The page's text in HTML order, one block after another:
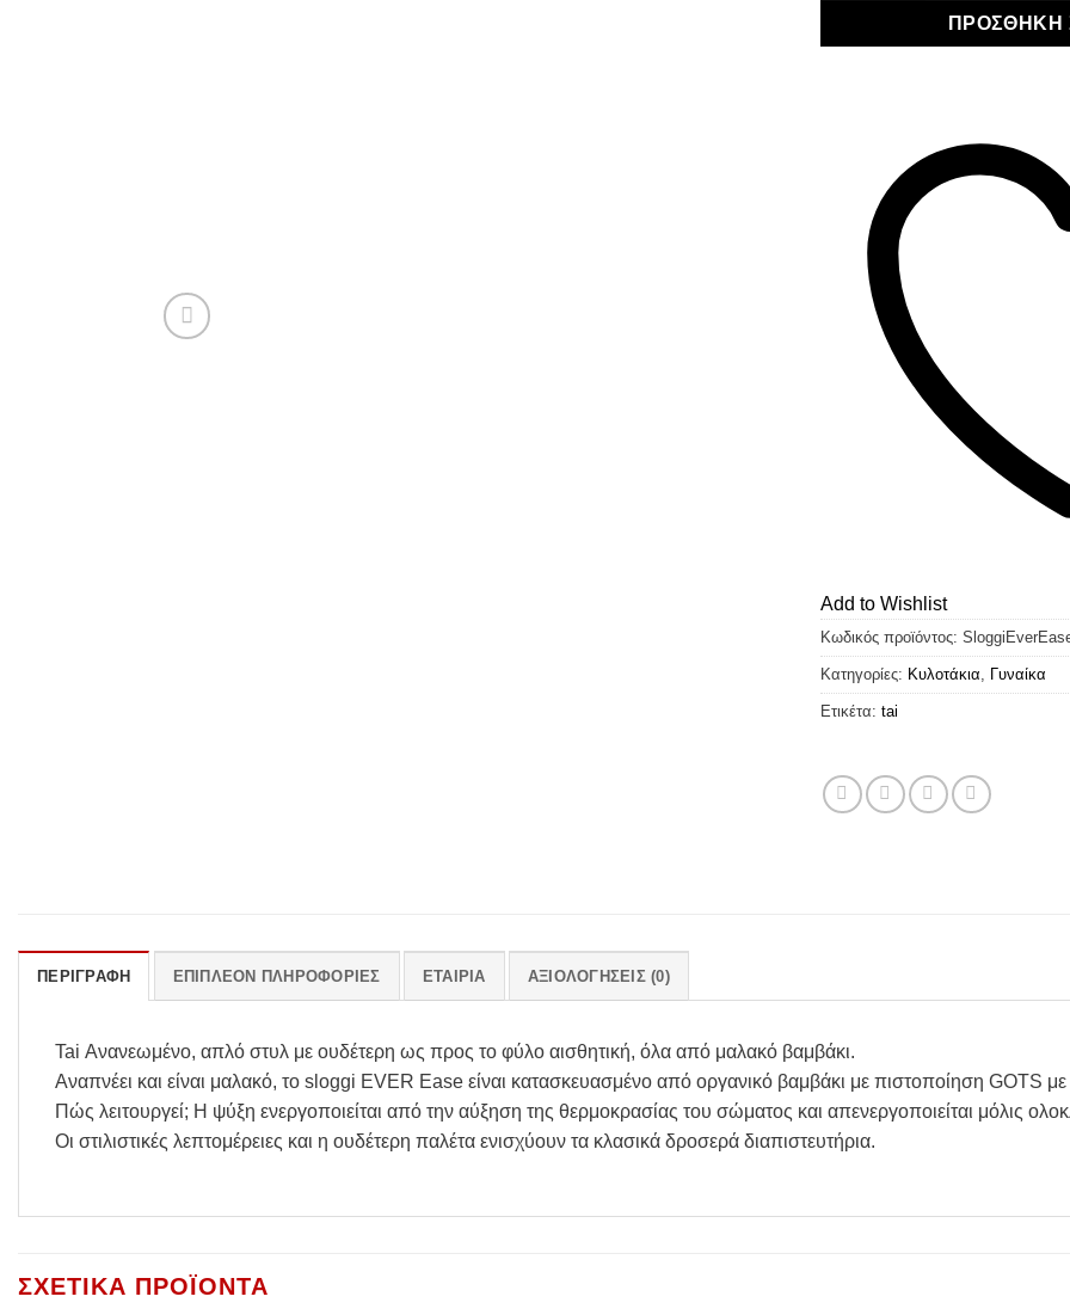
ΠΡΟΣΘΉΚΗ
Add to Wishlist
Κωδικός προϊόντος:
Κατηγορίες: Κυλοτάκια Γυναίκα
Ετικέτα: tai
ΠΕΡΙΓΡΑΦΉ ΕΠΙΠΛΈΟΝ ΠΛΗΡΟΦΟΡΊΕΣ ΕΤΑΙΡΊΑ ΑΞΙΟΛΟΓΉΣΕΙΣ (0)
Tai Ανανεωμένο, απλό στυλ με ουδέτερη ως προς το φύλο αισθητική, όλα από μαλακό βαμβάκι.
Αναπνέει και είναι μαλακό, το sloggi EVER Ease είναι κατασκευασμένο από οργανικό βαμβάκι με πιστοποίηση GOTS
Πώς λειτουργεί; Η ψύξη ενεργοποιείται από την αύξηση της θερμοκρασίας του σώματος και απενεργοποιείται μόλις
Οι στιλιστικές λεπτομέρειες και η ουδέτερη παλέτα ενισχύουν τα κλασικά δροσερά διαπιστευτήρια.
ΣΧΕΤΙΚΆ ΠΡΟΪΌΝΤΑ